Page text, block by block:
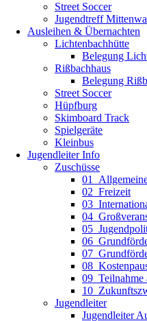
Street Soccer
Jugendtreff
Ausleihen & Übernachten
Lichtenbachhütte
Belegung
Rißbachhaus
Belegung
Street Soccer
Hüpfburg
Skimboard Track
Spielgeräte
Kleinbus
Jugendleiter Info
Zuschüsse
02_Freizeit
09_Teilnahme
Jugendleiter
Jugendleiter